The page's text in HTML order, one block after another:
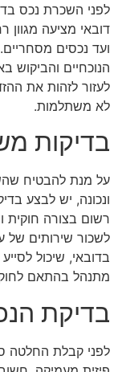
לפני השכרת נכס
דובאי מציעה
ועד נכסים
הנוכחיים והביקוש
לעזור לזהות את
לא משתלמות.
בדיקות
על מנת להבטיח
ונכונה, יש לבצע
רשום בצורה חוקית
לשכור שירותים של
בדובאי, שיכול
מתנהל בהתאם
בדיקת
לפני קבלת החלטה